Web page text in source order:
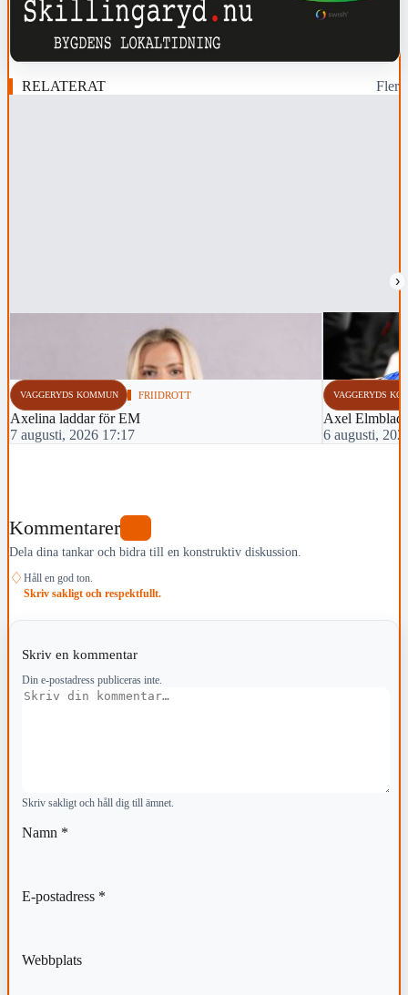
RELATERAT Fler
›
VAGGERYDS KOMMUN FRIIDROTT
Axelina laddar för EM
7 augusti, 2026 17:17
VAGGERYDS
Axel Elmblad
6 augusti,
Kommentarer
Dela dina tankar och bidra till en konstruktiv diskussion.
♢ Håll en god ton.
Skriv sakligt och respektfullt.
Skriv en kommentar
Din e-postadress publiceras inte.
Kommentar
Skriv sakligt och håll dig till ämnet.
Namn *
E-postadress *
Webbplats